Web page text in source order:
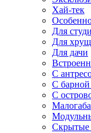
Хай-тек
Для
Для
Для дачи
С
С барной
С
Скрытые